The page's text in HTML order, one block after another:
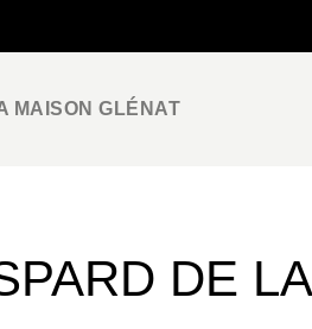
MAISON GLÉNAT
DE LA